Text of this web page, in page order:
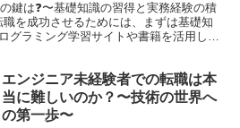
鍵は❓〜基礎知識の習得と実務経験の積
を成功させるためには、まずは基礎知
グラミング学習サイトや書籍を活用し、
エンジニア未経験者での転職は本
当に難しいのか？〜技術の世界へ
の第一歩〜